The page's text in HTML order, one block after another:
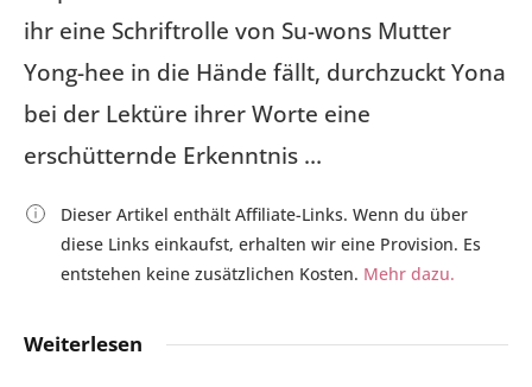
ihr eine Schriftrolle von Su-wons Mutter
Yong-hee in die Hände fällt, durchzuckt Yona
bei der Lektüre ihrer Worte eine
erschütternde Erkenntnis …
Dieser Artikel enthält Affiliate-Links. Wenn du über
diese Links einkaufst, erhalten wir eine Provision. Es
entstehen keine zusätzlichen Kosten. Mehr dazu.
Weiterlesen